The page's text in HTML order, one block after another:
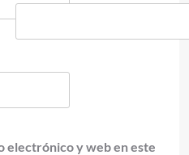
electrónico y web en este